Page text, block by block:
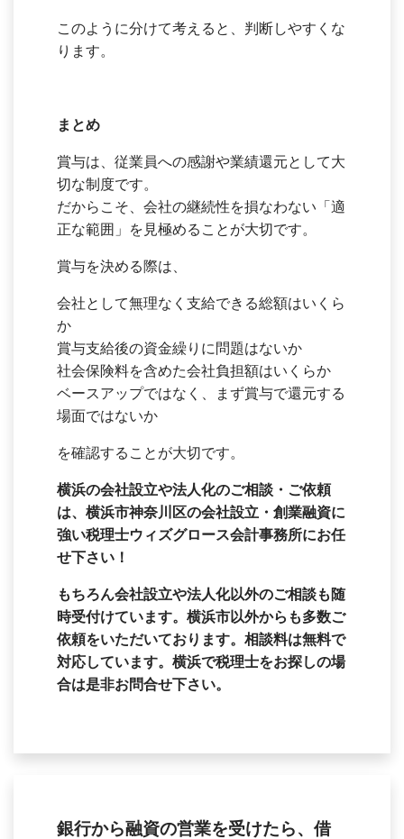
このように分けて考えると、判断しやすくな
ります。
まとめ
賞与は、従業員への感謝や業績還元として大
切な制度です。
だからこそ、会社の継続性を損なわない「適
正な範囲」を見極めることが大切です。
賞与を決める際は、
会社として無理なく支給できる総額はいくら
か
賞与支給後の資金繰りに問題はないか
社会保険料を含めた会社負担額はいくらか
ベースアップではなく、まず賞与で還元する
場面ではないか
を確認することが大切です。
横浜の会社設立や法人化のご相談・ご依頼
は、横浜市神奈川区の会社設立・創業融資に
強い税理士ウィズグロース会計事務所にお任
せ下さい！
もちろん会社設立や法人化以外のご相談も随
時受付けています。横浜市以外からも多数ご
依頼をいただいております。相談料は無料で
対応しています。横浜で税理士をお探しの場
合は是非お問合せ下さい。
銀行から融資の営業を受けたら、借